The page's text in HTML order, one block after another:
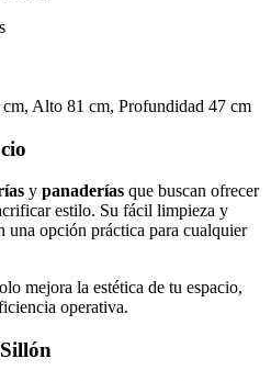
Alto 81 cm, Profundidad 47 cm
y panaderías que buscan ofrecer
estilo. Su fácil limpieza y
una opción práctica para cualquier
mejora la estética de tu espacio,
operativa.